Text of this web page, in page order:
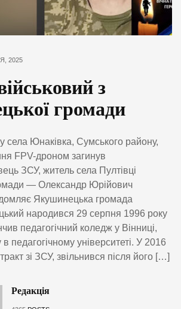
2025
з
громади
села Юнаківка, Сумського району,
FPV-дроном загинув
ЗСУ, житель села Пултівці
— Олександр Юрійович
Якушинецька громада
народився 29 серпня 1996 року
педагогічний коледж у Вінниці,
педагогічному університеті. У 2016
зі ЗСУ, звільнився після його […]
Редакція